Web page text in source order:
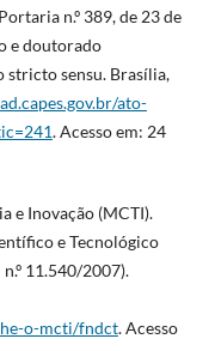
n.º 389, de 23 de
e doutorado
stricto sensu. Brasília,
ato-
. Acesso em: 24
e Inovação (MCTI).
e Tecnológico
11.540/2007).
o-mcti/fndct. Acesso